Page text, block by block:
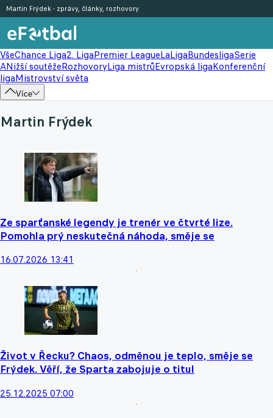
VšeChance Liga2. LigaPremier LeagueLaLigaBundesligaSerie
ANižší soutěžeRozhovoryLiga mistrůEvropská ligaKonferenční
ligaMistrovství světa
Více
Martin Frýdek - zprávy, články, rozhovory
Martin Frýdek
Ze sparťanské legendy je trenér ve čtvrté lize.
Pomohla prý neskutečná náhoda, směje se
16.07.2026 13:41
Život v Řecku? Chaos, odměnou je teplo, směje se
Frýdek. Věří, že Sparta zabojuje o titul
25.12.2025 07:00